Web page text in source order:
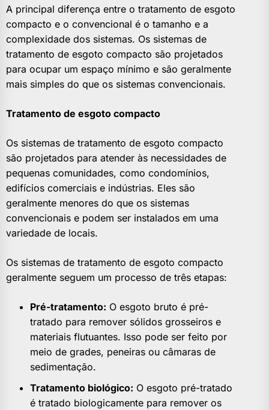
A principal diferença entre o tratamento de esgoto
compacto e o convencional é o tamanho e a
complexidade dos sistemas. Os sistemas de
tratamento de esgoto compacto são projetados
para ocupar um espaço mínimo e são geralmente
mais simples do que os sistemas convencionais.
Tratamento de esgoto compacto
Os sistemas de tratamento de esgoto compacto
são projetados para atender às necessidades de
pequenas comunidades, como condomínios,
edifícios comerciais e indústrias. Eles são
geralmente menores do que os sistemas
convencionais e podem ser instalados em uma
variedade de locais.
Os sistemas de tratamento de esgoto compacto
geralmente seguem um processo de três etapas:
Pré-tratamento: O esgoto bruto é pré-
tratado para remover sólidos grosseiros e
materiais flutuantes. Isso pode ser feito por
meio de grades, peneiras ou câmaras de
sedimentação.
Tratamento biológico: O esgoto pré-tratado
é tratado biologicamente para remover os